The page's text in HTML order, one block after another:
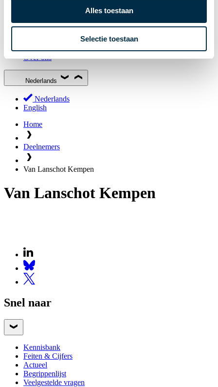
Alles toestaan
Selectie toestaan
Begrippenlijst
Over ons
Nederlands
Nederlands
English
Home
Deelnemers
Van Lanschot Kempen
Van Lanschot Kempen
Snel naar
Kennisbank
Feiten & Cijfers
Actueel
Begrippenlijst
Veelgestelde vragen